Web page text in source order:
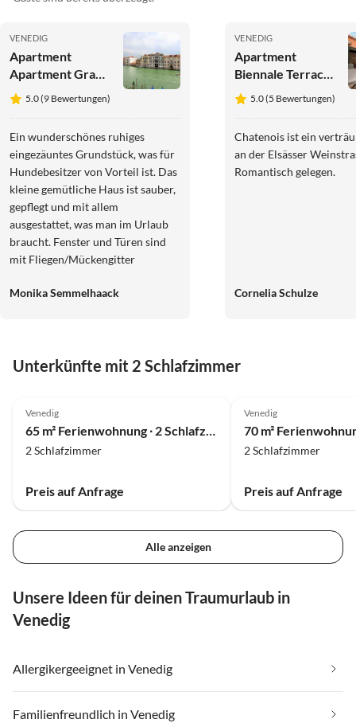
VENEDIG
Apartment
Apartment Grand
Canal View (with
lift)
5.0 (9 Bewertungen)
Ein wunderschönes ruhiges
eingezäuntes Grundstück, was für
Hundebesitzer von Vorteil ist. Das
kleine gemütliche Haus ist sauber,
gepflegt und mit allem
ausgestattet, was man im Urlaub
braucht. Fenster und Türen sind
mit Fliegen/Mückengitter
Vermieterin Jana Czubowicz
wieder!
Monika Semmelhaack
VENEDIG
Apartment
Biennale Terrace
(Venice Historical
Centre)
5.0 (5 Bewertungen)
Chatenois ist ein
an der Elsässer
Romantisch gelegen.
Cornelia Schulze
Unterkünfte mit 2 Schlafzimmer
Venedig
2 Schlafzimmer
Preis auf Anfrage
Venedig
2 Schlafzimmer
Preis auf Anfrage
Alle anzeigen
Unsere Ideen für deinen Traumurlaub in
Venedig
Allergikergeeignet in Venedig
Familienfreundlich in Venedig